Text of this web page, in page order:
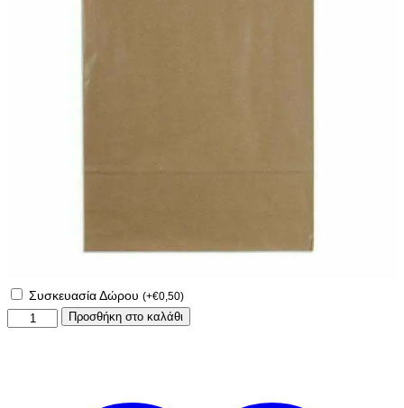
Συσκευασία Δώρου (+€0,50)
XριστουγεννιάτικηΠροσθήκη στο καλάθι